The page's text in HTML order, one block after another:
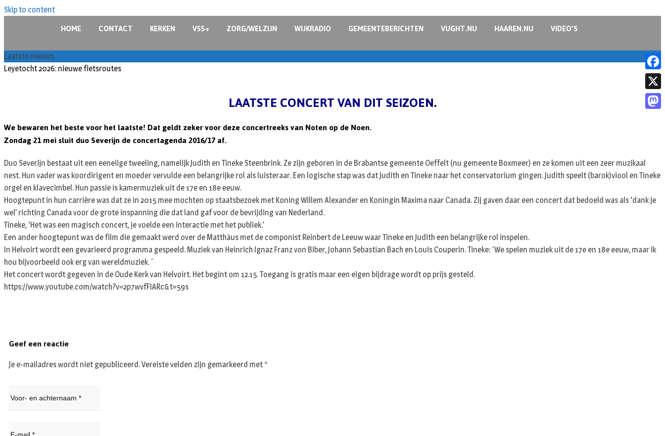
Skip to content
HOME CONTACT KERKEN V55+ ZORG/WELZIJN WIJKRADIO GEMEENTEBERICHTEN VUGHT.NU HAAREN.NU VIDEO’S
Laatste nieuws
Leyetocht 2026: nieuwe fietsroutes
LAATSTE CONCERT VAN DIT SEIZOEN.
We bewaren het beste voor het laatste! Dat geldt zeker voor deze concertreeks van Noten op de Noen.
Zondag 21 mei sluit duo Severijn de concertagenda 2016/17 af.
Duo Severijn bestaat uit een eeneiige tweeling, namelijk Judith en Tineke Steenbrink. Ze zijn geboren in de Brabantse gemeente Oeffelt (nu gemeente Boxmeer) en ze komen uit een zeer muzikaal
nest. Hun vader was koordirigent en moeder vervulde een belangrijke rol als luisteraar. Een logische stap was dat Judith en Tineke naar het conservatorium gingen. Judith speelt (barok)viool en Tineke
orgel en klavecimbel. Hun passie is kamermuziek uit de 17e en 18e eeuw.
Hoogtepunt in hun carrière was dat ze in 2015 mee mochten op staatsbezoek met Koning Willem Alexander en Koningin Maxima naar Canada. Zij gaven daar een concert dat bedoeld was als ‘dank je
wel’ richting Canada voor de grote inspanning die dat land gaf voor de bevrijding van Nederland.
Tineke, ‘Het was een magisch concert, je voelde een interactie met het publiek.’
Een ander hoogtepunt was de film die gemaakt werd over de Matthäus met de componist Reinbert de Leeuw waar Tineke en Judith een belangrijke rol inspelen.
In Helvoirt wordt een gevarieerd programma gespeeld. Muziek van Heinrich Ignaz Franz von Biber, Johann Sebastian Bach en Louis Couperin. Tineke: ´We spelen muziek uit de 17e en 18e eeuw, maar ik
hou bijvoorbeeld ook erg van wereldmuziek. ´
Het concert wordt gegeven in de Oude Kerk van Helvoirt. Het begint om 12.15. Toegang is gratis maar een eigen bijdrage wordt op prijs gesteld.
https://www.youtube.com/watch?v=2p7wvfFIARc&t=59s
Geef een reactie
Je e-mailadres wordt niet gepubliceerd.Vereiste velden zijn gemarkeerd met *
F
a
c
o
X
o
d